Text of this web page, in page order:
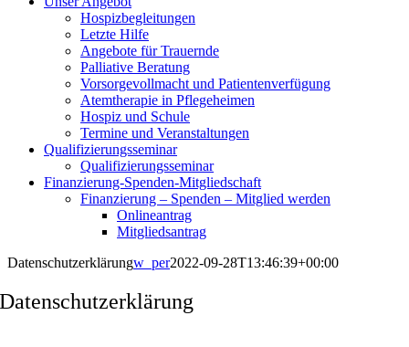
Hospizbegleitungen
Letzte Hilfe
Angebote für Trauernde
Palliative Beratung
Vorsorgevollmacht und Patientenverfügung
Atemtherapie in Pflegeheimen
Hospiz und Schule
Termine und Veranstaltungen
Qualifizierungsseminar
Qualifizierungsseminar
Finanzierung-Spenden-Mitgliedschaft
Finanzierung – Spenden – Mitglied werden
Onlineantrag
Mitgliedsantrag
Datenschutzerklärungw_per2022-09-28T13:46:39+00:00
Datenschutzerklärung